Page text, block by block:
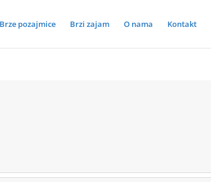
Brze pozajmice Brzi zajam O nama Kontakt